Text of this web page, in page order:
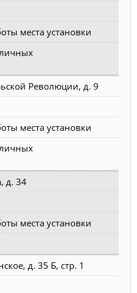
места установки
Революции, д. 9
места установки
д. 34
места установки
д. 35 Б, стр. 1